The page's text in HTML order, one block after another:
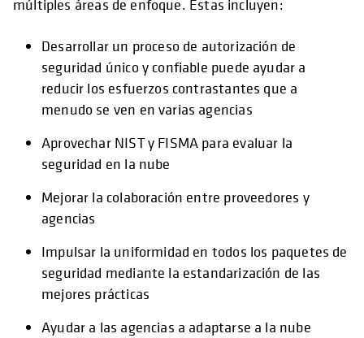
múltiples áreas de enfoque. Estas incluyen:
Desarrollar un proceso de autorización de
seguridad único y confiable puede ayudar a
reducir los esfuerzos contrastantes que a
menudo se ven en varias agencias
Aprovechar NIST y FISMA para evaluar la
seguridad en la nube
Mejorar la colaboración entre proveedores y
agencias
Impulsar la uniformidad en todos los paquetes de
seguridad mediante la estandarización de las
mejores prácticas
Ayudar a las agencias a adaptarse a la nube